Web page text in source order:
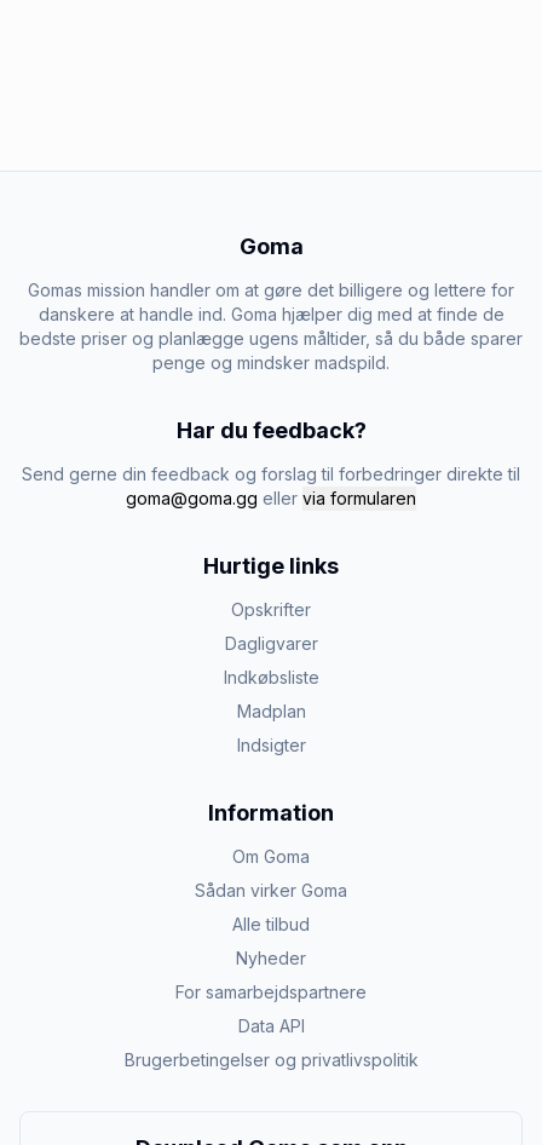
Goma
Gomas mission handler om at gøre det billigere og lettere for
danskere at handle ind. Goma hjælper dig med at finde de
bedste priser og planlægge ugens måltider, så du både sparer
penge og mindsker madspild.
Har du feedback?
Send gerne din feedback og forslag til forbedringer direkte til
goma@goma.gg eller via formularen
Hurtige links
Opskrifter
Dagligvarer
Indkøbsliste
Madplan
Indsigter
Information
Om Goma
Sådan virker Goma
Alle tilbud
Nyheder
For samarbejdspartnere
Data API
Brugerbetingelser og privatlivspolitik